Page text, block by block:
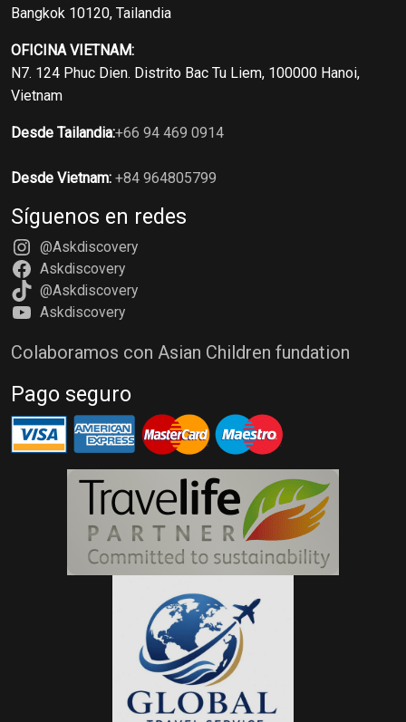
Bangkok 10120, Tailandia
OFICINA VIETNAM:
N7. 124 Phuc Dien. Distrito Bac Tu Liem, 100000 Hanoi,
Vietnam
Desde Tailandia:+66 94 469 0914
Desde Vietnam: +84 964805799
Síguenos en redes
@Askdiscovery
Askdiscovery
@Askdiscovery
Askdiscovery
Colaboramos con Asian Children fundation
Pago seguro